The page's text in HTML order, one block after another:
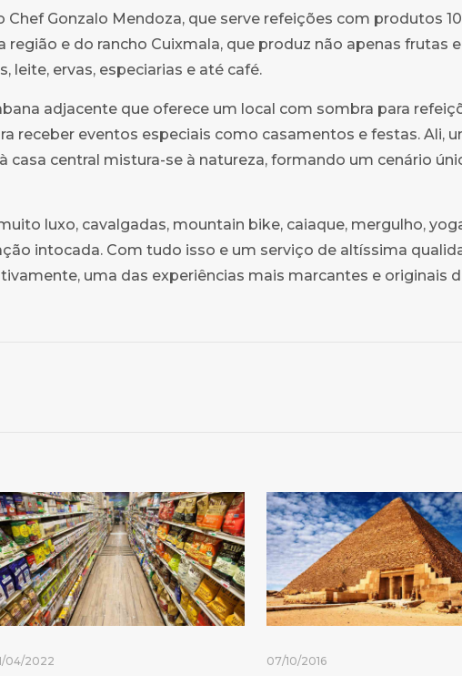
Gonzalo Mendoza, que serve refeições com produtos
e do rancho Cuixmala, que produz não apenas frutas e
leite, ervas, especiarias e até café.
adjacente que oferece um local com sombra para
receber eventos especiais como casamentos e festas. Ali,
casa central mistura-se à natureza, formando um cenário
luxo, cavalgadas, mountain bike, caiaque, mergulho,
intocada. Com tudo isso e um serviço de altíssima
uma das experiências mais marcantes e originais
04/2022 07/10/2016